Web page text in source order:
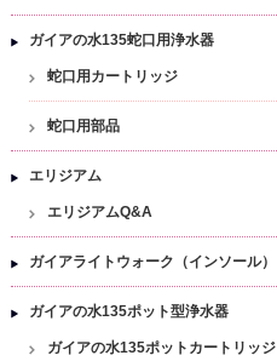
ガイアの水135蛇口用浄水器
蛇口用カートリッジ
蛇口用部品
エリジアム
エリジアムQ&A
ガイアライトウォーク（インソール）
ガイアの水135ポット型浄水器
ガイアの水135ポットカートリッジ